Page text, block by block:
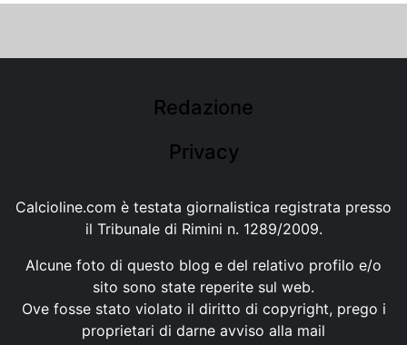
Redazione
Privacy
Calcioline.com è testata giornalistica registrata presso
il Tribunale di Rimini n. 1289/2009.
Alcune foto di questo blog e del relativo profilo e/o
sito sono state reperite sul web.
Ove fosse stato violato il diritto di copyright, prego i
proprietari di darne avviso alla mail